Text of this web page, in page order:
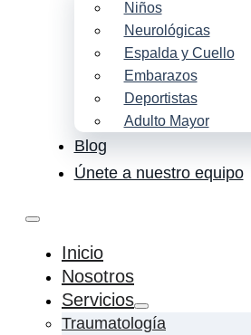
Niños
Neurológicas
Espalda y Cuello
Embarazos
Deportistas
Adulto Mayor
Blog
Únete a nuestro equipo
Inicio
Nosotros
Servicios
Traumatología